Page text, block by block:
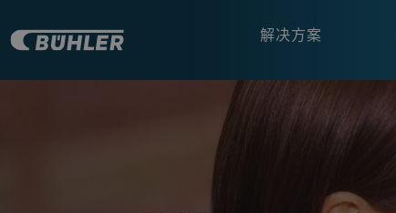
解决方案